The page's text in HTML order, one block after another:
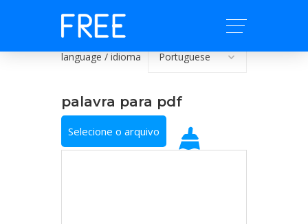
language / idioma
palavra para pdf
Selecione o arquivo